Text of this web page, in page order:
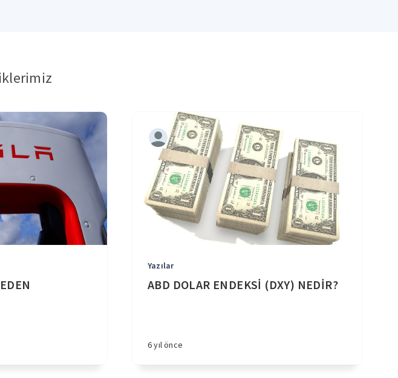
Yazılar
ABD DOLAR ENDEKSİ (DXY) NEDİR?
6 yıl önce